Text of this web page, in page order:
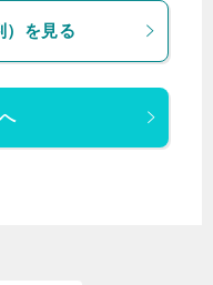
）を見る